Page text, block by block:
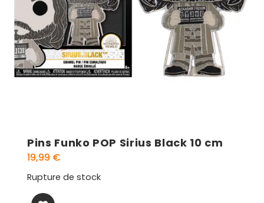
Pins Funko POP Sirius Black 10 cm
19,99 €
Rupture de stock